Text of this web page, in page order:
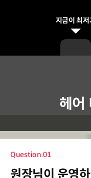
지금이 최저
헤어
Question.01
원장님이 운영